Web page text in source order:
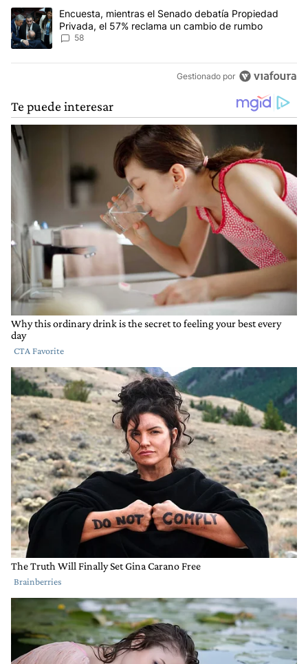
Un artículo de tendencia con el título "Encuesta, mientras el
Encuesta, mientras el Senado debatía Propiedad
Privada, el 57% reclama un cambio de rumbo
58
Gestionado por